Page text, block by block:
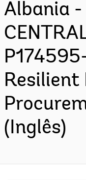
Albania -
Resilient
(Inglês)